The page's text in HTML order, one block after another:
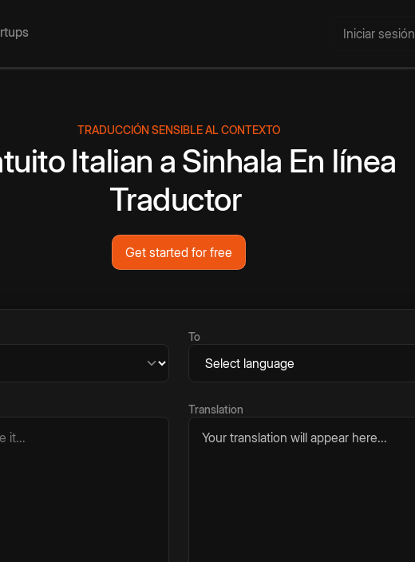
Iniciar sesión
TRADUCCIÓN SENSIBLE AL CONTEXTO
Italian a Sinhala En línea
Traductor
Get started for free
To
Translation
Your translation will appear here...